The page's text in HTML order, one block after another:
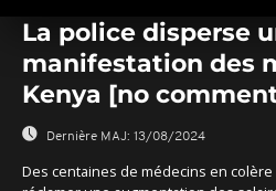
seconds
seconds
La police disperse
manifestation des
Kenya [no
Dernière MAJ: 13/08/2024
Des centaines de médecins en